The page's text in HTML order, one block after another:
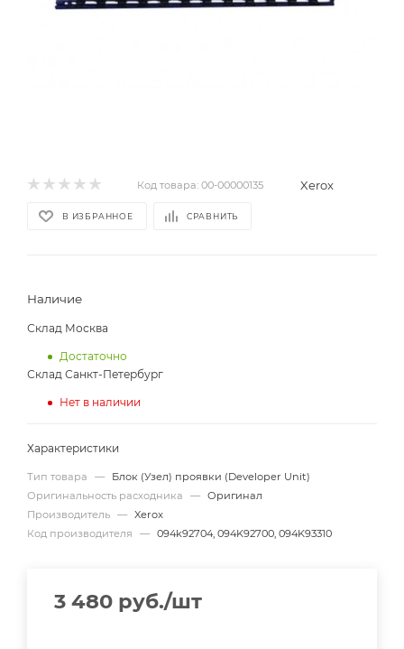
Код товара: 00-00000135 Xerox
В ИЗБРАННОЕ СРАВНИТЬ
Наличие
Склад Москва
Достаточно
Склад Санкт-Петербург
Нет в наличии
Характеристики
Тип товара —
Блок (Узел) проявки (Developer Unit)
Оригинальность расходника
— Оригинал
Производитель — Xerox
Код производителя
— 094k92704, 094K92700, 094K93310
3 480 руб./шт